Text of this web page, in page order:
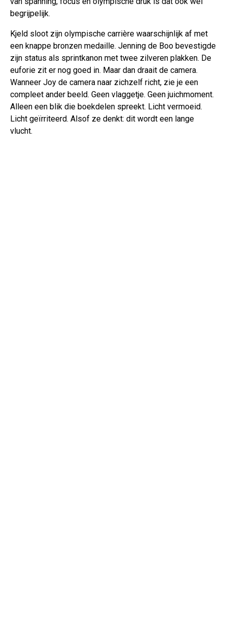
begrijpelijk.
Kjeld sloot zijn olympische carrière waarschijnlijk af met
een knappe bronzen medaille. Jenning de Boo bevestigde
zijn status als sprintkanon met twee zilveren plakken. De
euforie zit er nog goed in. Maar dan draait de camera.
Wanneer Joy de camera naar zichzelf richt, zie je een
compleet ander beeld. Geen vlaggetje. Geen juichmoment.
Alleen een blik die boekdelen spreekt. Licht vermoeid.
Licht geïrriteerd. Alsof ze denkt: dit wordt een lange
vlucht.